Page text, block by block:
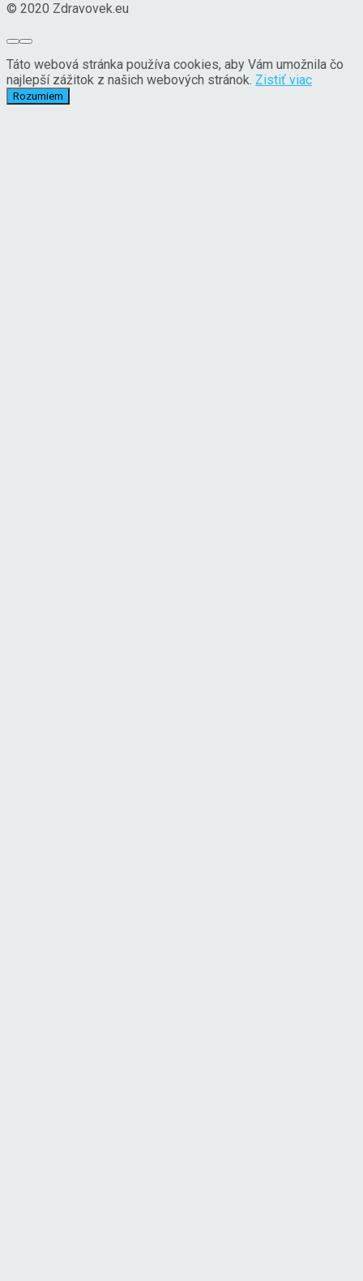
© 2020 Zdravovek.eu
Táto webová stránka používa cookies, aby Vám umožnila čo
najlepší zážitok z našich webových stránok. Zistiť viac
Rozumiem